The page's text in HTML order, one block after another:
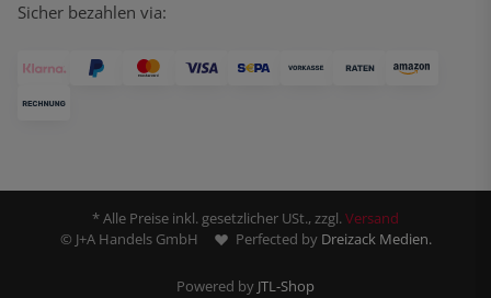
Sicher bezahlen via:
* Alle Preise inkl. gesetzlicher USt., zzgl.Versand
© J+A Handels GmbH
Perfected by Dreizack Medien.
Powered by JTL-Shop